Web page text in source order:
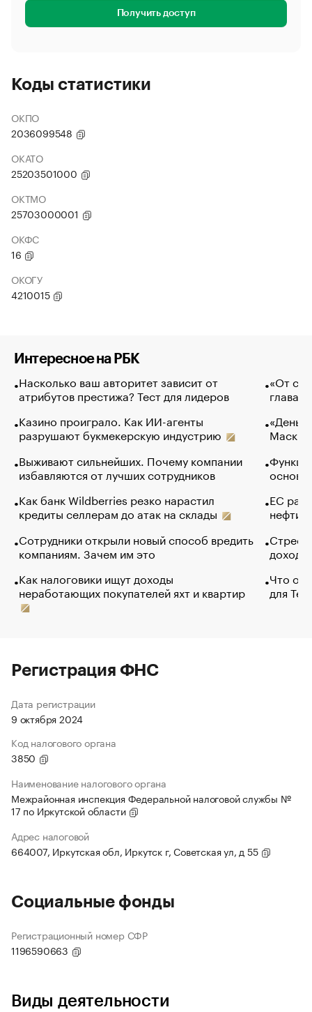
Получить доступ
Коды статистики
ОКПО
2036099548
ОКАТО
25203501000
ОКТМО
25703000001
ОКФС
16
ОКОГУ
4210015
Интересное на РБК
Насколько ваш авторитет зависит от
атрибутов престижа? Тест для лидеров
Казино проиграло. Как ИИ-агенты
разрушают букмекерскую индустрию
Выживают сильнейших. Почему компании
избавляются от лучших сотрудников
Как банк Wildberries резко нарастил
кредиты селлерам до атак на склады
Сотрудники открыли новый способ вредить
компаниям. Зачем им это
Как налоговики ищут доходы
неработающих покупателей яхт и квартир
«От
глава
Маск в
основ
ЕС
нефти
Что
для
Регистрация ФНС
Дата регистрации
9 октября 2024
Код налогового органа
3850
Наименование налогового органа
Межрайонная инспекция Федеральной налоговой службы №
17 по Иркутской области
Адрес налоговой
664007, Иркутская обл, Иркутск г, Советская ул, д 55
Социальные фонды
Регистрационный номер СФР
1196590663
Виды деятельности